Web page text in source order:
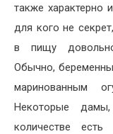
также характерно
для кого не
в пищу
Обычно,
маринованным
Некоторые
количестве